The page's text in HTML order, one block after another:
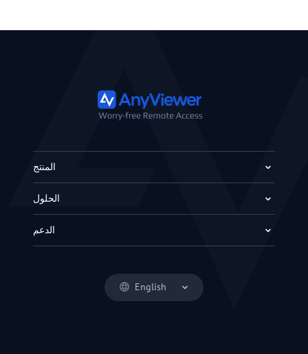
English
المنتج
الحلول
الدعم